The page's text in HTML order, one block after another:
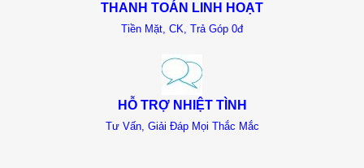
THANH TOÁN LINH HOẠT
Tiền Mặt, CK, Trả Góp 0đ
HỖ TRỢ NHIỆT TÌNH
Tư Vấn, Giải Đáp Mọi Thắc Mắc